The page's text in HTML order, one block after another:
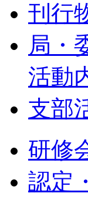
刊行
局・
活動
支部
研修
認定